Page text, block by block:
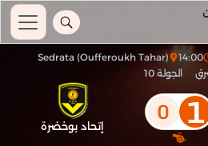
14:00
Sedrata (Oufferoukh Tahar)
الجولة 10
1
0 إتحاد بوخضرة